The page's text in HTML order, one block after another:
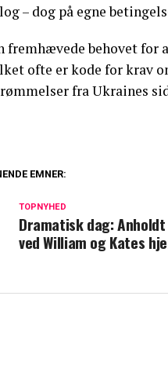
– dog på egne
fremhævede behovet for
ofte er kode for krav
fra Ukraines
Blachman åbner op
EMNER:
TOPNYHED
Dramatisk dag: Anholdt
ved William og Kates